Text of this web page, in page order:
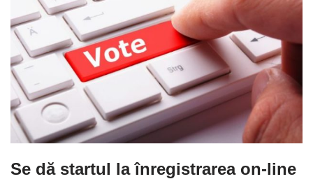
Se dă startul la înregistrarea on-line